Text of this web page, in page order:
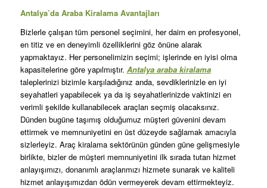
Antalya’da Araba Kiralama Avantajları
Bizlerle çalışan tüm personel seçimini, her daim en profesyonel,
en titiz ve en deneyimli özelliklerini göz önüne alarak
yapmaktayız. Her personelimizin seçimi; işlerinde en iyisi olma
kapasitelerine göre yapılmıştır. Antalya araba kiralama
taleplerinizi bizimle karşıladığınız anda, sevdiklerinizle en iyi
seyahatleri yapabilecek ya da iş seyahatlerinizde vaktinizi en
verimli şekilde kullanabilecek araçları seçmiş olacaksınız.
Dünden bugüne taşımış olduğumuz müşteri güvenini devam
ettirmek ve memnuniyetini en üst düzeyde sağlamak amacıyla
sizlerleyiz. Araç kiralama sektörünün günden güne gelişmesiyle
birlikte, bizler de müşteri memnuniyetini ilk sırada tutan hizmet
anlayışımızı, donanımlı araçlarımızı hizmete sunarak ve kaliteli
hizmet anlayışımızdan ödün vermeyerek devam ettirmekteyiz.